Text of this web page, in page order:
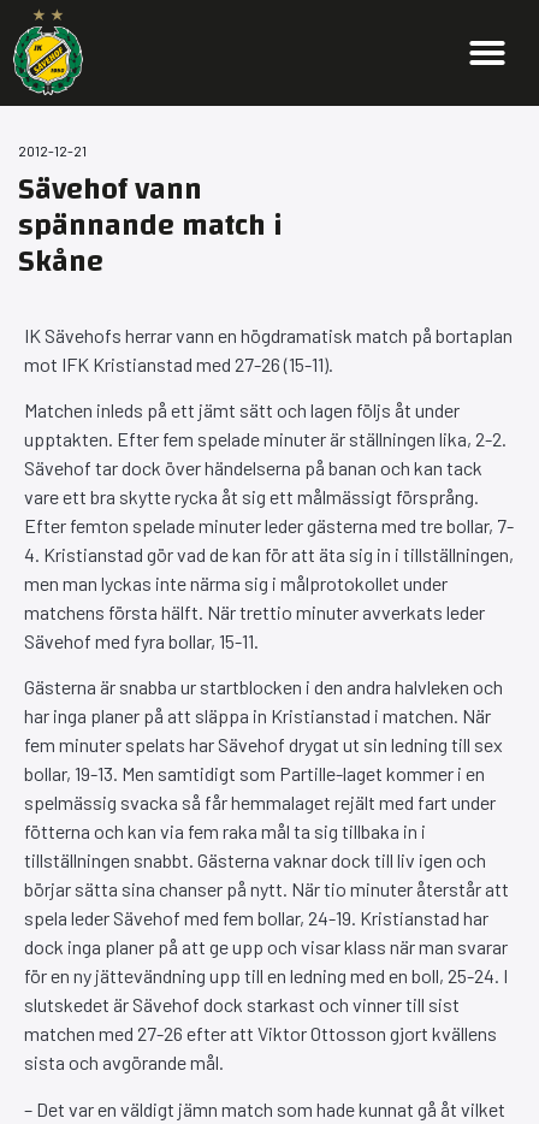
2012-12-21
Sävehof vann
spännande match i
Skåne
IK Sävehofs herrar vann en högdramatisk match på bortaplan
mot IFK Kristianstad med 27-26 (15-11).
Matchen inleds på ett jämt sätt och lagen följs åt under
upptakten. Efter fem spelade minuter är ställningen lika, 2-2.
Sävehof tar dock över händelserna på banan och kan tack
vare ett bra skytte rycka åt sig ett målmässigt försprång.
Efter femton spelade minuter leder gästerna med tre bollar, 7-
4. Kristianstad gör vad de kan för att äta sig in i tillställningen,
men man lyckas inte närma sig i målprotokollet under
matchens första hälft. När trettio minuter avverkats leder
Sävehof med fyra bollar, 15-11.
Gästerna är snabba ur startblocken i den andra halvleken och
har inga planer på att släppa in Kristianstad i matchen. När
fem minuter spelats har Sävehof drygat ut sin ledning till sex
bollar, 19-13. Men samtidigt som Partille-laget kommer i en
spelmässig svacka så får hemmalaget rejält med fart under
fötterna och kan via fem raka mål ta sig tillbaka in i
tillställningen snabbt. Gästerna vaknar dock till liv igen och
börjar sätta sina chanser på nytt. När tio minuter återstår att
spela leder Sävehof med fem bollar, 24-19. Kristianstad har
dock inga planer på att ge upp och visar klass när man svarar
för en ny jättevändning upp till en ledning med en boll, 25-24. I
slutskedet är Sävehof dock starkast och vinner till sist
matchen med 27-26 efter att Viktor Ottosson gjort kvällens
sista och avgörande mål.
– Det var en väldigt jämn match som hade kunnat gå åt vilket